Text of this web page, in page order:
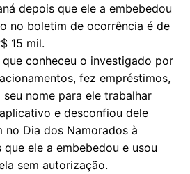
depois que ele a embebedou
no boletim de ocorrência é de
15 mil.
conheceu o investigado por
fez empréstimos,
nome para ele trabalhar
e desconfiou dele
no Dia dos Namorados à
ele a embebedou e usou
sem autorização.